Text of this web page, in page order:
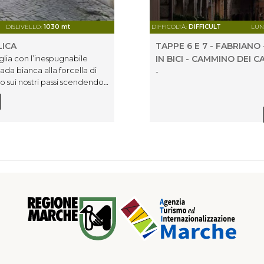
DISLIVELLO:1030 mt
con l’inespugnabile
bianca alla forcella di
sui nostri passi scendendo
nella valle del fiume
DIFFICOLTÀ: DIFFICULT
TAPPE 6 E 7 -
IN BICI - CAMMINO DEI
-